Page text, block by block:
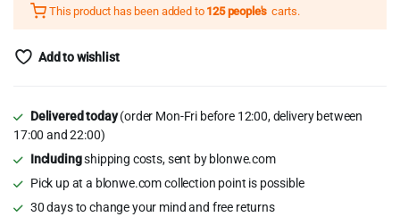
This product has been added to 125 people's carts.
Add to wishlist
Delivered today(order Mon-Fri before 12:00, delivery between
17:00 and 22:00)
Includingshipping costs, sent by blonwe.com
Pick up at a blonwe.com collection point is possible
30 days to change your mind and free returns